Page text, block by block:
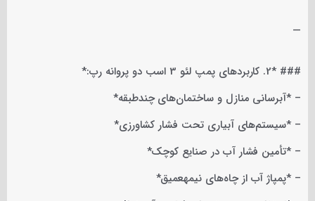
—
### *2. کاربردهای پمپ لئو 3 اسب دو پروانه رپ:*
– *آبرسانی منازل و ساختمان‌های چندطبقه*
– *سیستم‌های آبیاری تحت فشار کشاورزی*
– *تأمین فشار آب در صنایع کوچک*
– *پمپاژ آب از چاه‌های نیمهعمیق*